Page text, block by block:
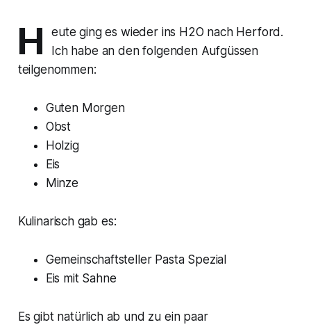
H
eute ging es wieder ins H2O nach Herford.
Ich habe an den folgenden Aufgüssen
teilgenommen:
Guten Morgen
Obst
Holzig
Eis
Minze
Kulinarisch gab es:
Gemeinschaftsteller Pasta Spezial
Eis mit Sahne
Es gibt natürlich ab und zu ein paar